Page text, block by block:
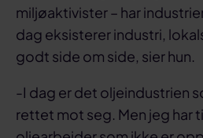
miljøaktivister – har
dag eksisterer industri,
godt side om side, sier hun.
-I dag er det oljeindustrien
rettet mot seg. Men jeg har